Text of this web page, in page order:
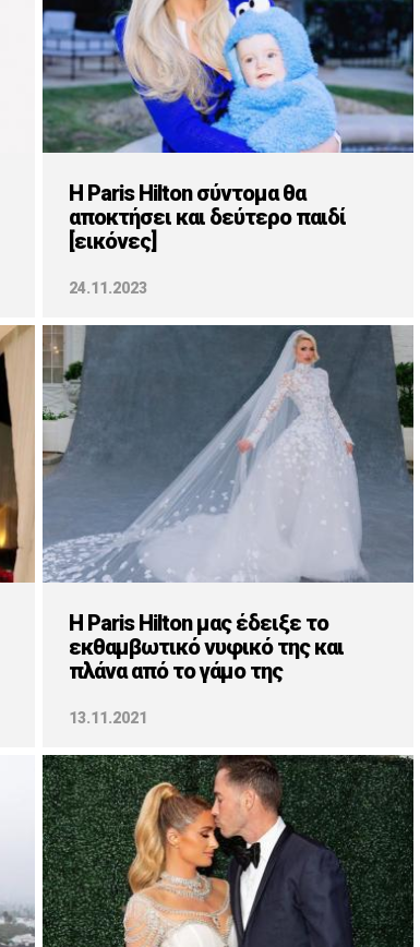
Η Paris Hilton σύντομα θα
αποκτήσει και δεύτερο παιδί
[εικόνες]
24.11.2023
Η Paris Hilton μας έδειξε το
εκθαμβωτικό νυφικό της και
πλάνα από το γάμο της
13.11.2021